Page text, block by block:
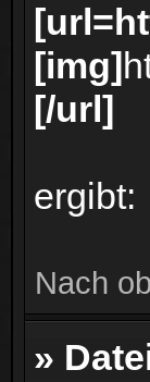
[img]
[/url]
ergibt:
Nach
»